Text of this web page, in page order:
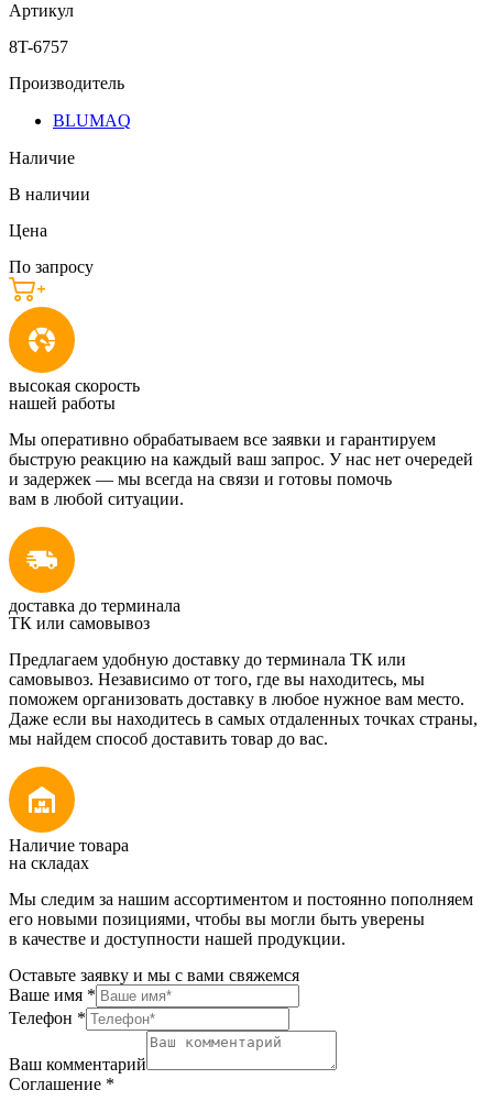
Артикул
8T-6757
Производитель
BLUMAQ
Наличие
В наличии
Цена
По запросу
высокая скорость
нашей работы
Мы оперативно обрабатываем все заявки и гарантируем
быструю реакцию на каждый ваш запрос. У нас нет очередей
и задержек — мы всегда на связи и готовы помочь
вам в любой ситуации.
доставка до терминала
ТК или самовывоз
Предлагаем удобную доставку до терминала ТК или
самовывоз. Независимо от того, где вы находитесь, мы
поможем организовать доставку в любое нужное вам место.
Даже если вы находитесь в самых отдаленных точках страны,
мы найдем способ доставить товар до вас.
Наличие товара
на складах
Мы следим за нашим ассортиментом и постоянно пополняем
его новыми позициями, чтобы вы могли быть уверены
в качестве и доступности нашей продукции.
Оставьте заявку и мы с вами свяжемся
Ваше имя *
Телефон *
Ваш комментарий
Соглашение *